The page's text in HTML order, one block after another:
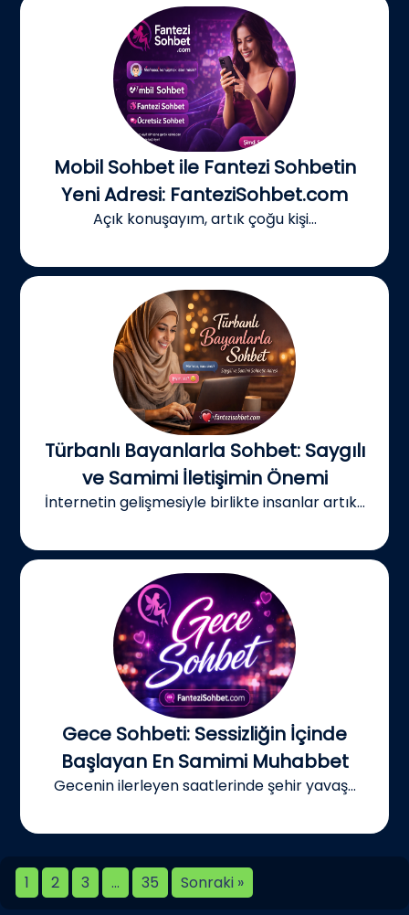
Mobil Sohbet ile Fantezi Sohbetin
Yeni Adresi: FanteziSohbet.com
Açık konuşayım, artık çoğu kişi...
Türbanlı Bayanlarla Sohbet: Saygılı
ve Samimi İletişimin Önemi
İnternetin gelişmesiyle birlikte insanlar artık...
Gece Sohbeti: Sessizliğin İçinde
Başlayan En Samimi Muhabbet
Gecenin ilerleyen saatlerinde şehir yavaş...
1 2 3 … 35 Sonraki »